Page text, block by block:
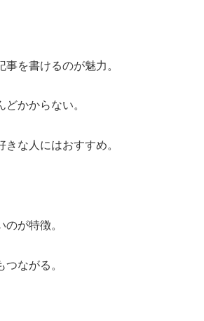
事を書けるのが魅力。
かからない。
な人にはおすすめ。
が特徴。
つながる。